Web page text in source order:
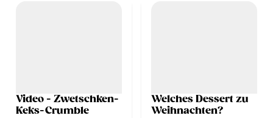
Video - Zwetschken-
Keks-Crumble
Welches Dessert zu
Weihnachten?